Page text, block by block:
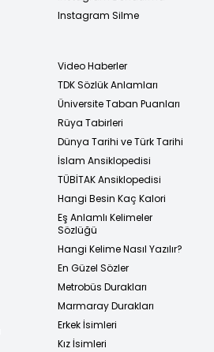
Instagram Silme
Video Haberler
TDK Sözlük Anlamları
Üniversite Taban Puanları
Rüya Tabirleri
Dünya Tarihi ve Türk Tarihi
İslam Ansiklopedisi
TÜBİTAK Ansiklopedisi
Hangi Besin Kaç Kalori
Eş Anlamlı Kelimeler
Sözlüğü
Hangi Kelime Nasıl Yazılır?
En Güzel Sözler
Metrobüs Durakları
Marmaray Durakları
Erkek İsimleri
Kız İsimleri